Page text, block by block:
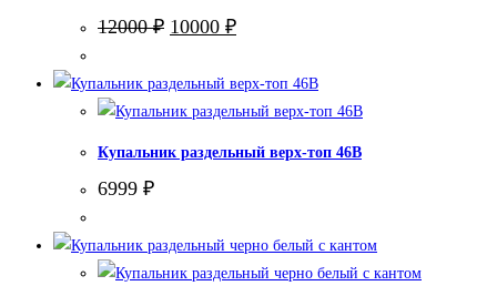
12000₽ Первоначальная
12000 ₽.
10000 ₽Текущая
Купальник раздельный верх-топ 46В
6999 ₽